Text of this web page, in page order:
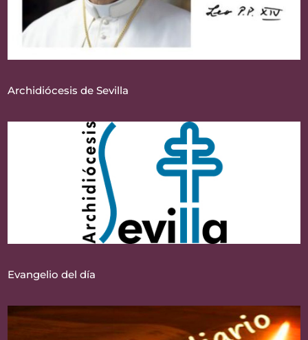
Archidiócesis de Sevilla
Evangelio del día